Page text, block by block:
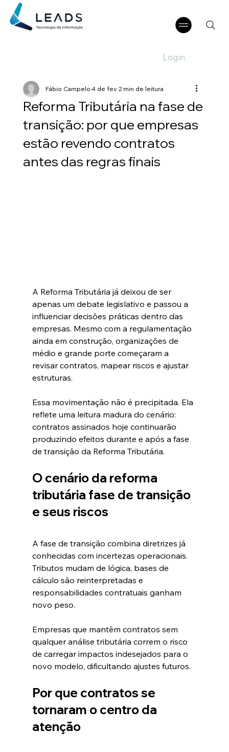
Login
Reforma Tributária na fase de
transição: por que empresas
estão revendo contratos
antes das regras finais
Fábio Campelo4 de fev. 2 min de leitura
A Reforma Tributária já deixou de ser
apenas um debate legislativo e passou a
influenciar decisões práticas dentro das
empresas. Mesmo com a regulamentação
ainda em construção, organizações de
médio e grande porte começaram a
revisar contratos, mapear riscos e ajustar
estruturas.
Essa movimentação não é precipitada. Ela
reflete uma leitura madura do cenário:
contratos assinados hoje continuarão
produzindo efeitos durante e após a fase
de transição da Reforma Tributária.
O cenário da reforma
tributária fase de transição
e seus riscos
A fase de transição combina diretrizes já
conhecidas com incertezas operacionais.
Tributos mudam de lógica, bases de
cálculo são reinterpretadas e
responsabilidades contratuais ganham
novo peso.
Empresas que mantêm contratos sem
qualquer análise tributária correm o risco
de carregar impactos indesejados para o
novo modelo, dificultando ajustes futuros.
Por que contratos se
tornaram o centro da
atenção